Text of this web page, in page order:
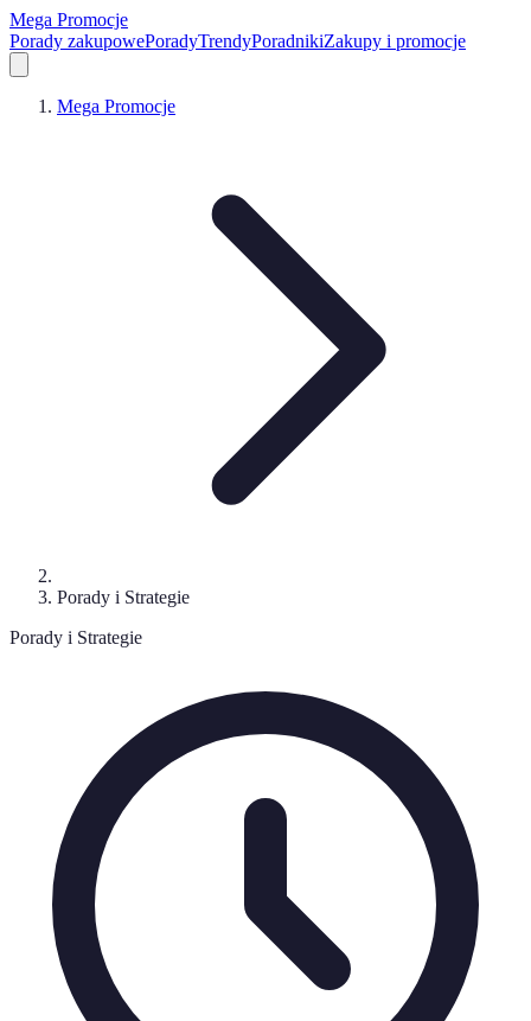
Mega Promocje
Porady zakupowePoradyTrendyPoradnikiZakupy i promocje
Mega Promocje
Porady i Strategie
Porady i Strategie